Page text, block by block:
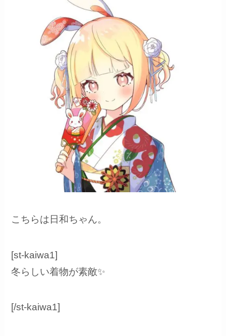
こちらは日和ちゃん。
[st-kaiwa1]
冬らしい着物が素敵✨
[/st-kaiwa1]